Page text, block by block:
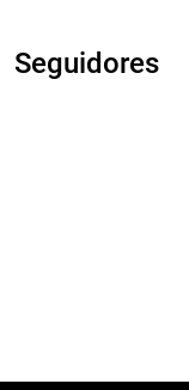
Seguidores